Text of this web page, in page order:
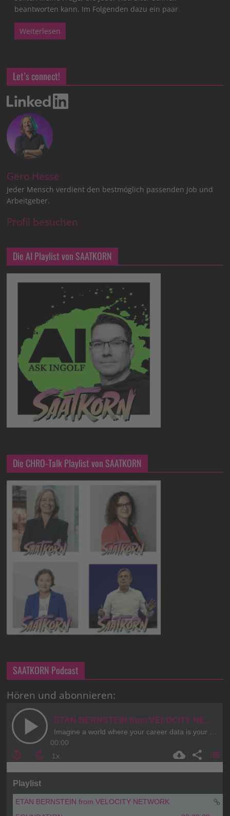
beantworten kann. Im Folgenden dazu ein paar
Weiterlesen
Let’s connect!
Gero Hesse
Jeder Mensch verdient den bestmöglich passenden Job und
Arbeitgeber.
Profil besuchen
Die AI Playlist von SAATKORN
Die CHRO-Talk Playlist von SAATKORN
SAATKORN Podcast
Hören und abonnieren: